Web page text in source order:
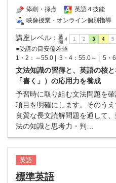
添削・採点
英語４技能
映像授業・オンライン個別指導
講座レベル ：
●受講の目安偏差値
1・2：～55.0 |
3・4：55.0～ | 5・
文法知識の習得と、英語の核
「書く」）の応用力を養成
予習時に取り組む文法問題を
項目を明確にします。そのう
良質な長文読解問題を通して
法の知識と思考力・判…
英語
標準英語